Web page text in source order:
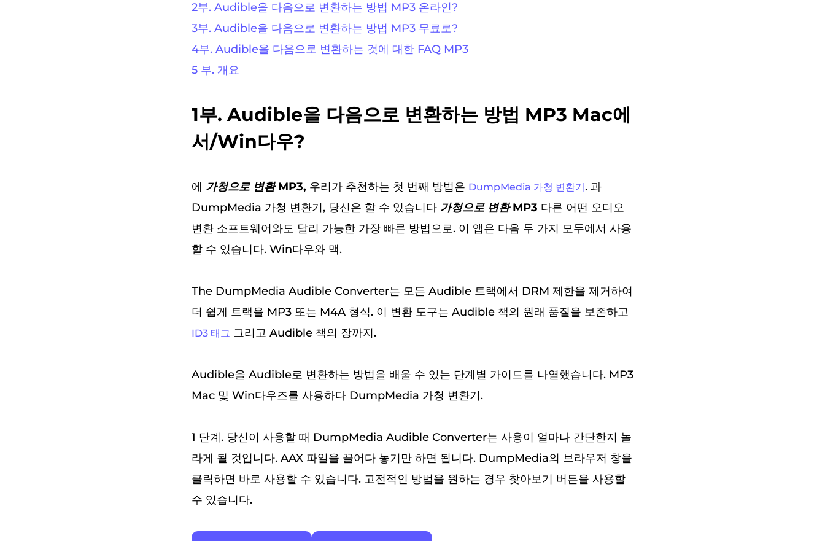
2부. Audible을 다음으로 변환하는 방법 MP3 온라인?
3부. Audible을 다음으로 변환하는 방법 MP3 무료로?
4부. Audible을 다음으로 변환하는 것에 대한 FAQ MP3
5 부. 개요
1부. Audible을 다음으로 변환하는 방법 MP3 Mac에
서/Win다우?
에 가청으로 변환 MP3, 우리가 추천하는 첫 번째 방법은 DumpMedia 가청 변환기. 과
DumpMedia 가청 변환기, 당신은 할 수 있습니다 가청으로 변환 MP3 다른 어떤 오디오
변환 소프트웨어와도 달리 가능한 가장 빠른 방법으로. 이 앱은 다음 두 가지 모두에서 사용
할 수 있습니다. Win다우와 맥.
The DumpMedia Audible Converter는 모든 Audible 트랙에서 DRM 제한을 제거하여
더 쉽게 트랙을 MP3 또는 M4A 형식. 이 변환 도구는 Audible 책의 원래 품질을 보존하고
ID3 태그 그리고 Audible 책의 장까지.
Audible을 Audible로 변환하는 방법을 배울 수 있는 단계별 가이드를 나열했습니다. MP3
Mac 및 Win다우즈를 사용하다 DumpMedia 가청 변환기.
1 단계. 당신이 사용할 때 DumpMedia Audible Converter는 사용이 얼마나 간단한지 놀
라게 될 것입니다. AAX 파일을 끌어다 놓기만 하면 됩니다. DumpMedia의 브라우저 창을
클릭하면 바로 사용할 수 있습니다. 고전적인 방법을 원하는 경우 찾아보기 버튼을 사용할
수 있습니다.